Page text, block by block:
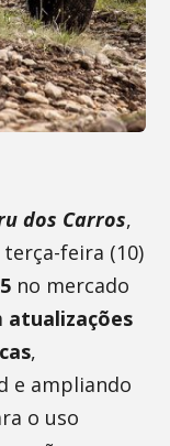
dos Carros,
feira (10)
no mercado
atualizações
,
e ampliando
o uso